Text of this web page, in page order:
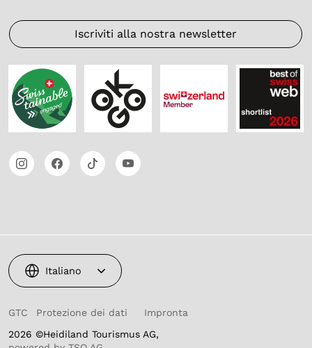
Iscriviti alla nostra newsletter
GTC Protezione dei dati
Impronta
2026 ©Heidiland Tourismus AG,
Italiano